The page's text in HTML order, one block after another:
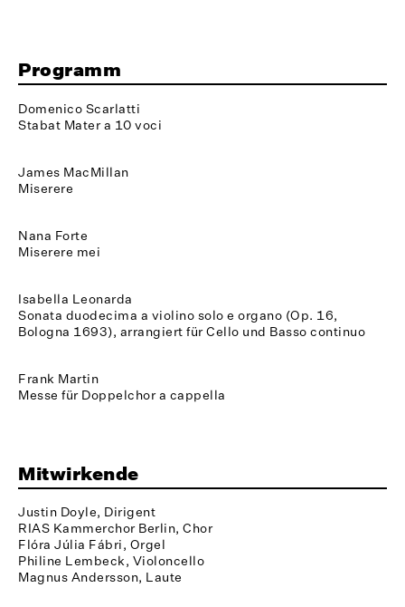
Programm
Domenico Scarlatti
Stabat Mater a 10 voci
James MacMillan
Miserere
Nana Forte
Miserere mei
Isabella Leonarda
Sonata duodecima a violino solo e organo (Op. 16,
Bologna 1693), arrangiert für Cello und Basso continuo
Frank Martin
Messe für Doppelchor a cappella
Mitwirkende
Justin Doyle, Dirigent
RIAS Kammerchor Berlin, Chor
Flóra Júlia Fábri, Orgel
Philine Lembeck, Violoncello
Magnus Andersson, Laute